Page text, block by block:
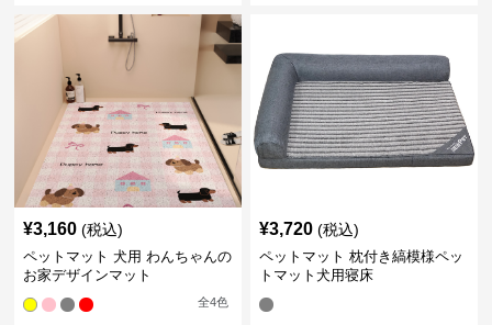
¥3,160 (税込)
ペットマット 犬用 わんちゃんの
お家デザインマット
全4色
¥3,720 (税込)
ペットマット 枕付き縞模様ペッ
トマット犬用寝床